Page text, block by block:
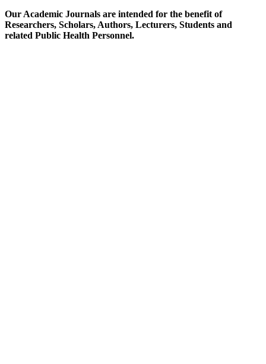
Our Academic Journals are intended for the benefit of
Researchers, Scholars, Authors, Lecturers, Students and
related Public Health Personnel.